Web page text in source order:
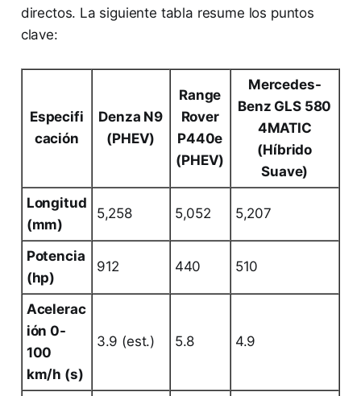
directos. La siguiente tabla resume los puntos
clave:
Especifi
cación
Denza N9
(PHEV)
Range
Rover
P440e
(PHEV)
Mercedes-
Benz GLS 580
4MATIC
(Híbrido
Suave)
Longitud
(mm)
5,258 5,052 5,207
Potencia
(hp)
912 440 510
Acelerac
ión 0-
100
km/h (s)
3.9 (est.) 5.8 4.9